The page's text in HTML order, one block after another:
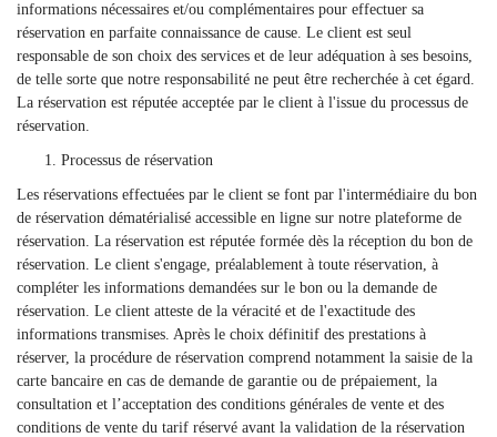
informations nécessaires et/ou complémentaires pour effectuer sa
réservation en parfaite connaissance de cause. Le client est seul
responsable de son choix des services et de leur adéquation à ses besoins,
de telle sorte que notre responsabilité ne peut être recherchée à cet égard.
La réservation est réputée acceptée par le client à l'issue du processus de
réservation.
Processus de réservation
Les réservations effectuées par le client se font par l'intermédiaire du bon
de réservation dématérialisé accessible en ligne sur notre plateforme de
réservation. La réservation est réputée formée dès la réception du bon de
réservation. Le client s'engage, préalablement à toute réservation, à
compléter les informations demandées sur le bon ou la demande de
réservation. Le client atteste de la véracité et de l'exactitude des
informations transmises. Après le choix définitif des prestations à
réserver, la procédure de réservation comprend notamment la saisie de la
carte bancaire en cas de demande de garantie ou de prépaiement, la
consultation et l’acceptation des conditions générales de vente et des
conditions de vente du tarif réservé avant la validation de la réservation